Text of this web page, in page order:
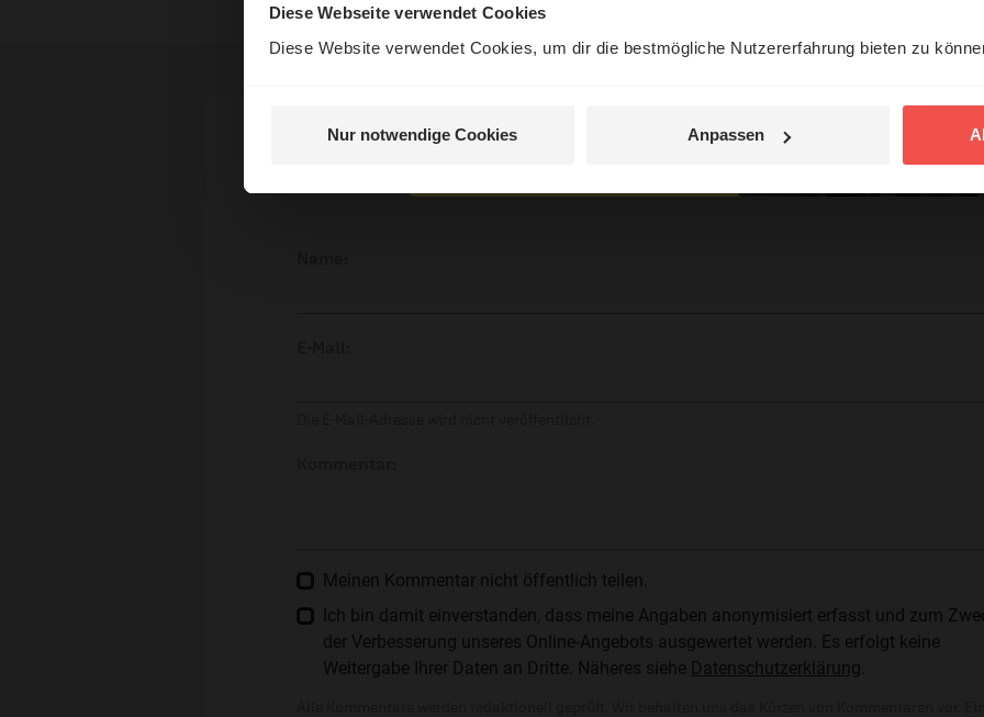
Diese Webseite verwendet Cookies
Diese Website verwendet Cookies, um dir die bestmögliche Nutzererfahrung bieten zu
Nur notwendige Cookies Anpassen
Meinen Kommentar nicht öffentlich teilen.
Ich bin damit einverstanden, dass meine Angaben anonymisiert erfasst und zum
der Verbesserung unseres Online-Angebots ausgewertet werden. Es erfolgt keine
Weitergabe Ihrer Daten an Dritte. Näheres siehe Datenschutzerklärung
Jetzt Geschichten